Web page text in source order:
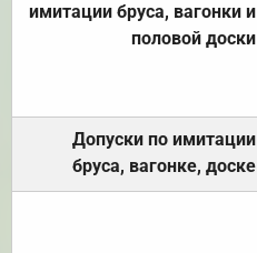
имитации бруса, вагонки и
половой доски
Допуски по имитации
бруса, вагонке, доске